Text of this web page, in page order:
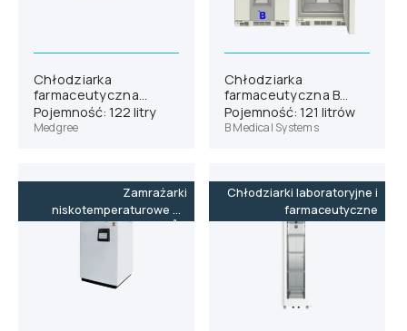
Chłodziarka
farmaceutyczna
Medgree MLRE 150 G
Pojemność: 122 litry
Medgree
Chłodziarka
farmaceutyczna B
Medical Systems P130
Pojemność: 121 litrów
B Medical Systems
Zamrażarki
niskotemperaturowe do
-86˚C
Chłodziarki laboratoryjne i
farmaceutyczne